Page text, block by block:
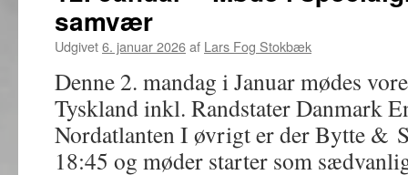
samvær
Udgivet6. januar 2026af Lars Fog Stokbæk
Denne 2. mandag i Januar mødes
Tyskland inkl. Randstater Danmark
Nordatlanten I øvrigt er der Bytte &
18:45 og møder starter som